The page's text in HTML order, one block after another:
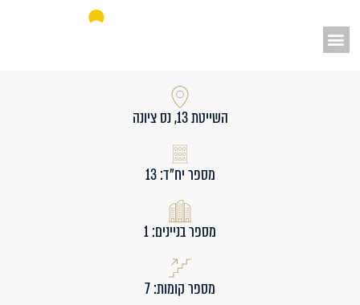
השייטת 13, נס ציונה
מספר יח״ד: 13
מספר בניינים: 1
מספר קומות: 7